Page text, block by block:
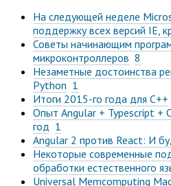
На следующей неделе
поддержку всех версий IE,
Советы начинающим
микроконтроллеров 8
Незаметные достоинства
Python 1
Итоги 2015-го года для C++
Опыт Angular + Typescript +
год 1
Angular 2 против React: И
Некоторые современные
обработки естественного
Universal Memcomputing